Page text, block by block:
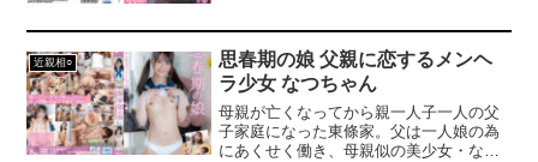
も中出しを受け入れていた。
近親相○
思春期の娘 父親に恋するメンヘ
ラ少女 なつちゃん
母親が亡くなってから親一人子一人の父
子家庭になった東條家。父は一人娘の為
にあくせく働き、母親似の美少女・なつ